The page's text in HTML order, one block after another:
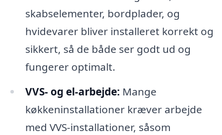
skabselementer, bordplader, og
hvidevarer bliver installeret korrekt og
sikkert, så de både ser godt ud og
fungerer optimalt.
VVS- og el-arbejde: Mange
køkkeninstallationer kræver arbejde
med VVS-installationer, såsom